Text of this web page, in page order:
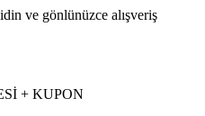
ve gönlünüzce alışveriş
+ KUPON